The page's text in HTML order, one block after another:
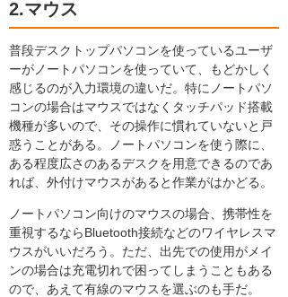
2.マウス
普段デスクトップパソコンを使っているユーザ
ーがノートパソコンを使っていて、もどかしく
感じるのが入力環境の違いだ。特にノートパソ
コンの場合はマウスではなくタッチパッド搭載
機種が多いので、その操作に慣れていないと戸
惑うことがある。ノートパソコンを使う際に、
ある程度広さのあるデスクを用意できるのであ
れば、外付けマウスがあると作業がはかどる。
ノートパソコン向けのマウスの場合、携帯性を
重視するならBluetooth接続などのワイヤレスマ
ウスがいいだろう。ただ、出先での使用がメイ
ンの場合は充電切れで困ってしまうこともある
ので、あえて有線のマウスを選ぶのも手だ。